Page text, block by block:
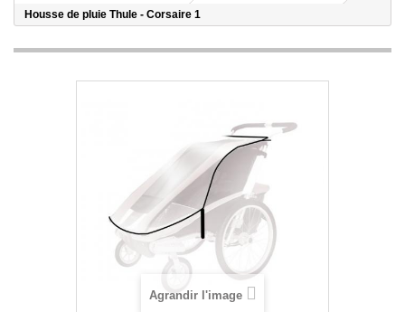
Housse de pluie Thule - Corsaire 1
Agrandir l'image